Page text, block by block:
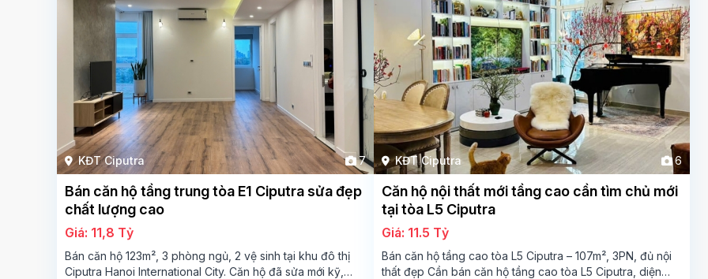
KĐT Ciputra 7
Bán căn hộ tầng trung tòa E1 Ciputra sửa đẹp
chất lượng cao
Giá: 11,8 Tỷ
Bán căn hộ 123m², 3 phòng ngủ, 2 vệ sinh tại khu đô thị
Ciputra Hanoi International City. Căn hộ đã sửa mới kỹ,
KĐT Ciputra 6
Căn hộ nội thất mới tầng cao cần tìm chủ mới
tại tòa L5 Ciputra
Giá: 11.5 Tỷ
Bán căn hộ tầng cao tòa L5 Ciputra – 107m², 3PN, đủ nội
thất đẹp Cần bán căn hộ tầng cao tòa L5 Ciputra, diện